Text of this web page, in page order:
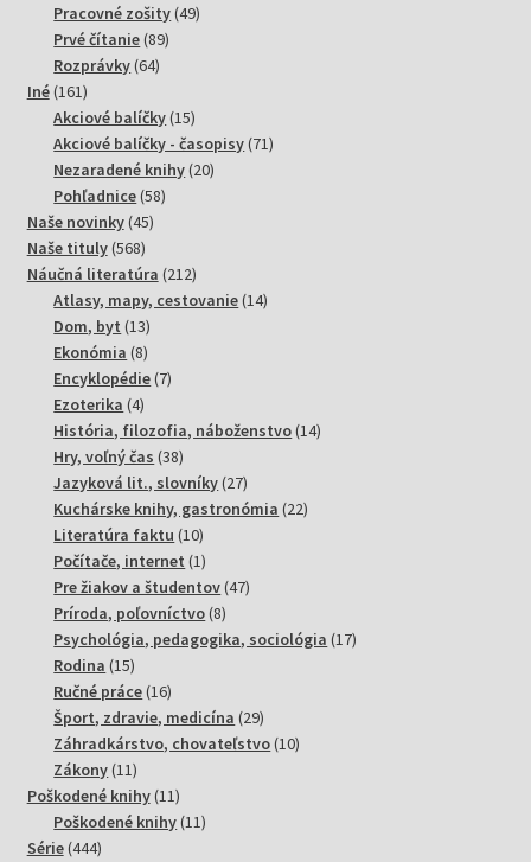
produktov
Pracovné zošity 4949
Prvé čítanie 8989
Rozprávky 6464
Iné 161161
produktov
Akciové balíčky 1515
produktov
Akciové balíčky - časopisy 7171
Nezaradené knihy 2020
Pohľadnice 5858
Naše novinky 4545
Naše tituly 568568
produktov
Náučná literatúra 212212
produktov
Atlasy, mapy, cestovanie 1414
Dom, byt 1313
produktov
Ekonómia 88
produktov
Encyklopédie 77
Ezoterika 44
produkty
História, filozofia, náboženstvo 1414
Hry, voľný čas 3838
produktov
Jazyková lit., slovníky 2727
produktov
Kuchárske knihy, gastronómia 2222
Literatúra faktu 1010
produktov
Počítače, internet 11
produkt
Pre žiakov a študentov 4747
Príroda, poľovníctvo 88
produktov
Psychológia, pedagogika, sociológia 1717
Rodina 1515
produktov
Ručné práce 1616
produktov
Šport, zdravie, medicína 2929
produktov
Záhradkárstvo, chovateľstvo 1010
Zákony 1111
produktov
Poškodené knihy 1111
produktov
Poškodené knihy 1111
Série 444444